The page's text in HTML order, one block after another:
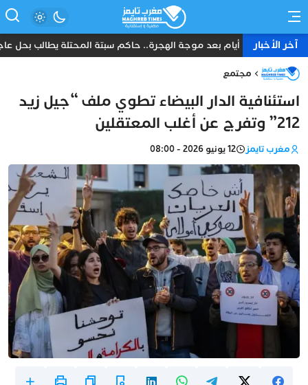
آخر الأخبار
ثمانية أيام بعد موجة الهجرة.. حاكم سبتة المحتلة يطالب بحل عاجل
مجتمع
استئنافية الدار البيضاء تطوي ملف “جيل زيد
212” وتفرج عن أغلب المعتقلين
مغرب تايمز 12 يونيو 2026 - 08:00